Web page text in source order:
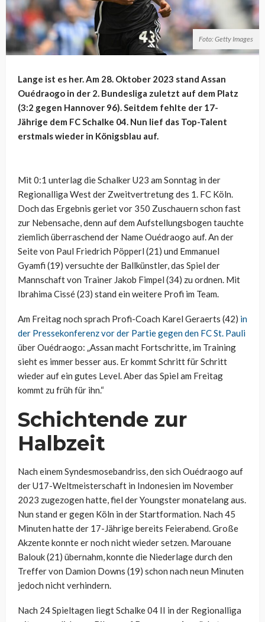
Foto: Getty Images
Lange ist es her. Am 28. Oktober 2023 stand Assan
Ouédraogo in der 2. Bundesliga zuletzt auf dem Platz
(3:2 gegen Hannover 96). Seitdem fehlte der 17-
Jährige dem FC Schalke 04. Nun lief das Top-Talent
erstmals wieder in Königsblau auf.
Mit 0:1 unterlag die Schalker U23 am Sonntag in der
Regionalliga West der Zweitvertretung des 1. FC Köln.
Doch das Ergebnis geriet vor 350 Zuschauern schon fast
zur Nebensache, denn auf dem Aufstellungsbogen tauchte
ziemlich überraschend der Name Ouédraogo auf. An der
Seite von Paul Friedrich Pöpperl (21) und Emmanuel
Gyamfi (19) versuchte der Ballkünstler, das Spiel der
Mannschaft von Trainer Jakob Fimpel (34) zu ordnen. Mit
Ibrahima Cissé (23) stand ein weitere Profi im Team.
Am Freitag noch sprach Profi-Coach Karel Geraerts (42) in
der Pressekonferenz vor der Partie gegen den FC St. Pauli
über Ouédraogo: „Assan macht Fortschritte, im Training
sieht es immer besser aus. Er kommt Schritt für Schritt
wieder auf ein gutes Level. Aber das Spiel am Freitag
kommt zu früh für ihn.“
Schichtende zur
Halbzeit
Nach einem Syndesmosebandriss, den sich Ouédraogo auf
der U17-Weltmeisterschaft in Indonesien im November
2023 zugezogen hatte, fiel der Youngster monatelang aus.
Nun stand er gegen Köln in der Startformation. Nach 45
Minuten hatte der 17-Jährige bereits Feierabend. Große
Akzente konnte er noch nicht wieder setzen. Marouane
Balouk (21) übernahm, konnte die Niederlage durch den
Treffer von Damion Downs (19) schon nach neun Minuten
jedoch nicht verhindern.
Nach 24 Spieltagen liegt Schalke 04 II in der Regionalliga